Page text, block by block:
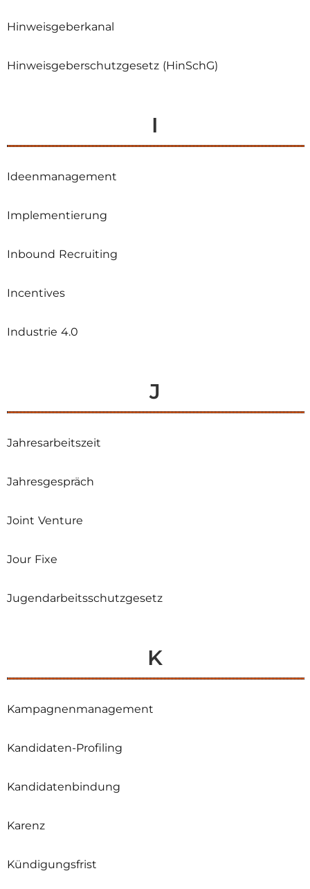
Hinweisgeberkanal
Hinweisgeberschutzgesetz (HinSchG)
I
Ideenmanagement
Implementierung
Inbound Recruiting
Incentives
Industrie 4.0
J
Jahresarbeitszeit
Jahresgespräch
Joint Venture
Jour Fixe
Jugendarbeitsschutzgesetz
K
Kampagnenmanagement
Kandidaten-Profiling
Kandidatenbindung
Karenz
Kündigungsfrist